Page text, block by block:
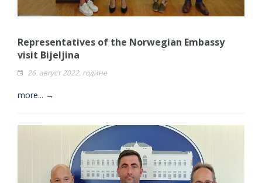
Representatives of the Norwegian Embassy
visit Bijeljina
26. август 2022. године
more... →